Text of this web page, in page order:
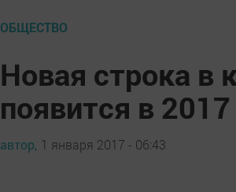
ОБЩЕСТВО
Новая строка в
появится в
автор, 1 января 2017 - 06:43